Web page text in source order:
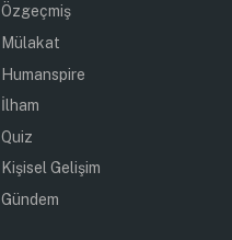
Özgeçmiş
Mülakat
Humanspire
İlham
Quiz
Kişisel Gelişim
Gündem